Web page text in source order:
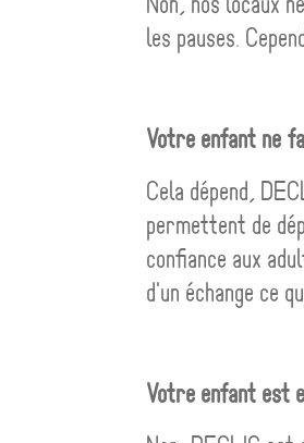
les pauses.
Votre enfant ne
Cela dépend,
permettent de
confiance aux
d'un échange ce
Votre enfant est